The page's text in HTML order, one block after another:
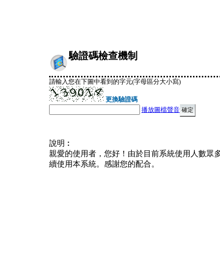
驗證碼檢查機制
請輸入您在下圖中看到的字元(字母區分大小寫)
更換驗證碼
播放圖檔聲音
說明︰
親愛的使用者，您好！由於目前系統使用人數眾
續使用本系統。感謝您的配合。